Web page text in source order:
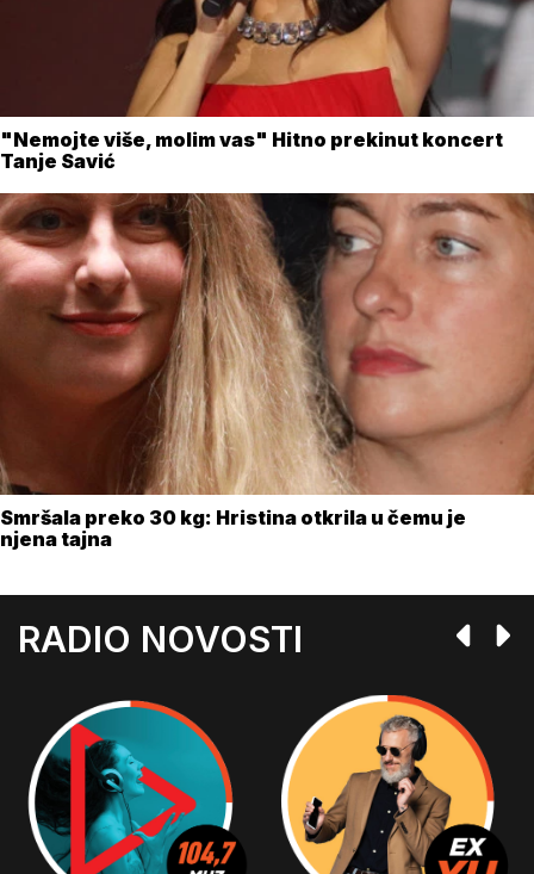
"Nemojte više, molim vas" Hitno prekinut koncert
Tanje Savić
Smršala preko 30 kg: Hristina otkrila u čemu je
njena tajna
RADIO NOVOSTI